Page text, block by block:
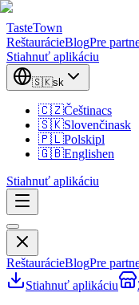
TasteTown
ReštaurácieBlogPre
Stiahnuť aplikáciu
🇸🇰sk
🇨🇿Češtinacs
🇸🇰Slovenčinask
🇵🇱Polskipl
🇬🇧Englishen
Stiahnuť aplikáciu
ReštaurácieBlogPre
Stiahnuť aplikáciu